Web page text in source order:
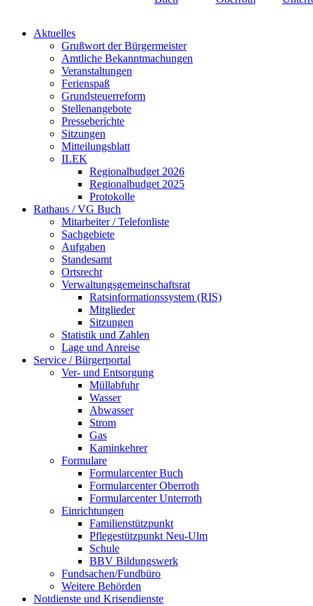
Aktuelles
Grußwort der Bürgermeister
Amtliche Bekanntmachungen
Veranstaltungen
Ferienspaß
Grundsteuerreform
Stellenangebote
Presseberichte
Sitzungen
Mitteilungsblatt
ILEK
Regionalbudget 2026
Regionalbudget 2025
Protokolle
Rathaus / VG Buch
Mitarbeiter / Telefonliste
Sachgebiete
Aufgaben
Standesamt
Ortsrecht
Verwaltungsgemeinschaftsrat
Ratsinformationssystem (RIS)
Mitglieder
Sitzungen
Statistik und Zahlen
Lage und Anreise
Service / Bürgerportal
Ver- und Entsorgung
Müllabfuhr
Wasser
Abwasser
Strom
Gas
Kaminkehrer
Formulare
Formularcenter Buch
Formularcenter Oberroth
Formularcenter Unterroth
Einrichtungen
Familienstützpunkt
Pflegestützpunkt Neu-Ulm
Schule
BBV Bildungswerk
Fundsachen/Fundbüro
Weitere Behörden
Notdienste und Krisendienste